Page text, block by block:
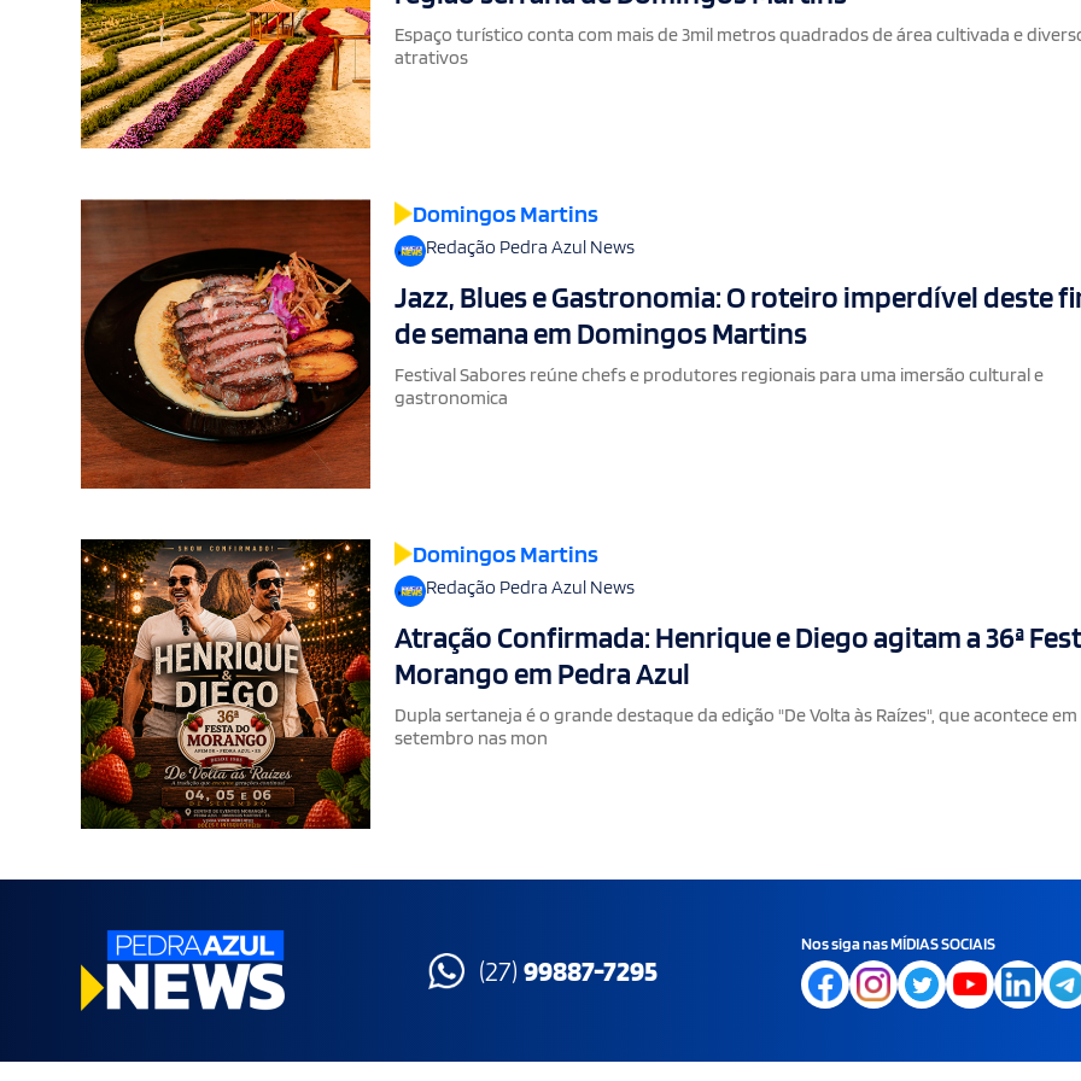
Espaço turístico conta com mais de 3mil metros quadrados de área cultivada e
atrativos
Domingos Martins
Redação Pedra Azul News
Jazz, Blues e Gastronomia: O roteiro imperdível deste
de semana em Domingos Martins
Festival Sabores reúne chefs e produtores regionais para uma imersão cultural e
gastronomica
Domingos Martins
Redação Pedra Azul News
Atração Confirmada: Henrique e Diego agitam a 36ª
Morango em Pedra Azul
Dupla sertaneja é o grande destaque da edição "De Volta às Raízes", que acontece em
setembro nas mon
(27) 99887-7295
Nos siga nas MÍDIAS SOCIAIS